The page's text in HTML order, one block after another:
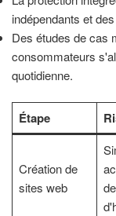
indépendants et
Des études de cas
consommateurs
quotidienne.
Étape
Création de
sites web